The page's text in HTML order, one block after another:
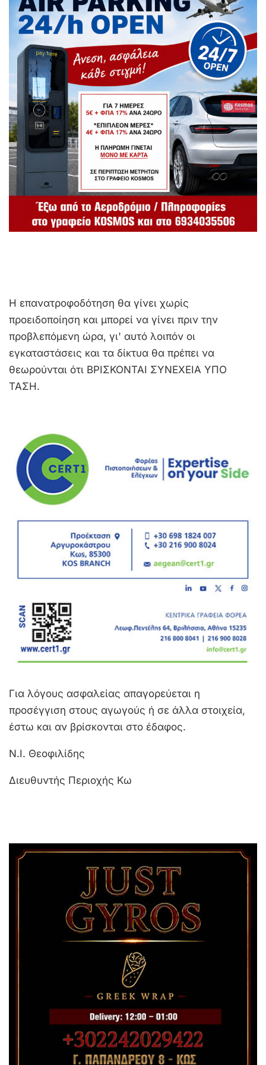
Η επανατροφοδότηση θα γίνει χωρίς
προειδοποίηση και μπορεί να γίνει πριν την
προβλεπόμενη ώρα, γι' αυτό λοιπόν οι
εγκαταστάσεις και τα δίκτυα θα πρέπει να
θεωρούνται ότι ΒΡΙΣΚΟΝΤΑΙ ΣΥΝΕΧΕΙΑ ΥΠΟ
ΤΑΣΗ.
Για λόγους ασφαλείας απαγορεύεται η
προσέγγιση στους αγωγούς ή σε άλλα στοιχεία,
έστω και αν βρίσκονται στο έδαφος.
Ν.Ι. Θεοφιλίδης
Διευθυντής Περιοχής Κω